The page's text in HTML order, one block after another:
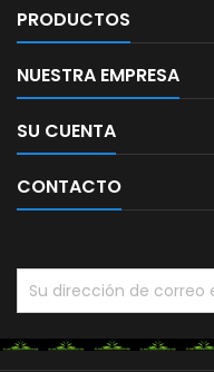
PRODUCTOS
NUESTRA EMPRESA
SU CUENTA
CONTACTO